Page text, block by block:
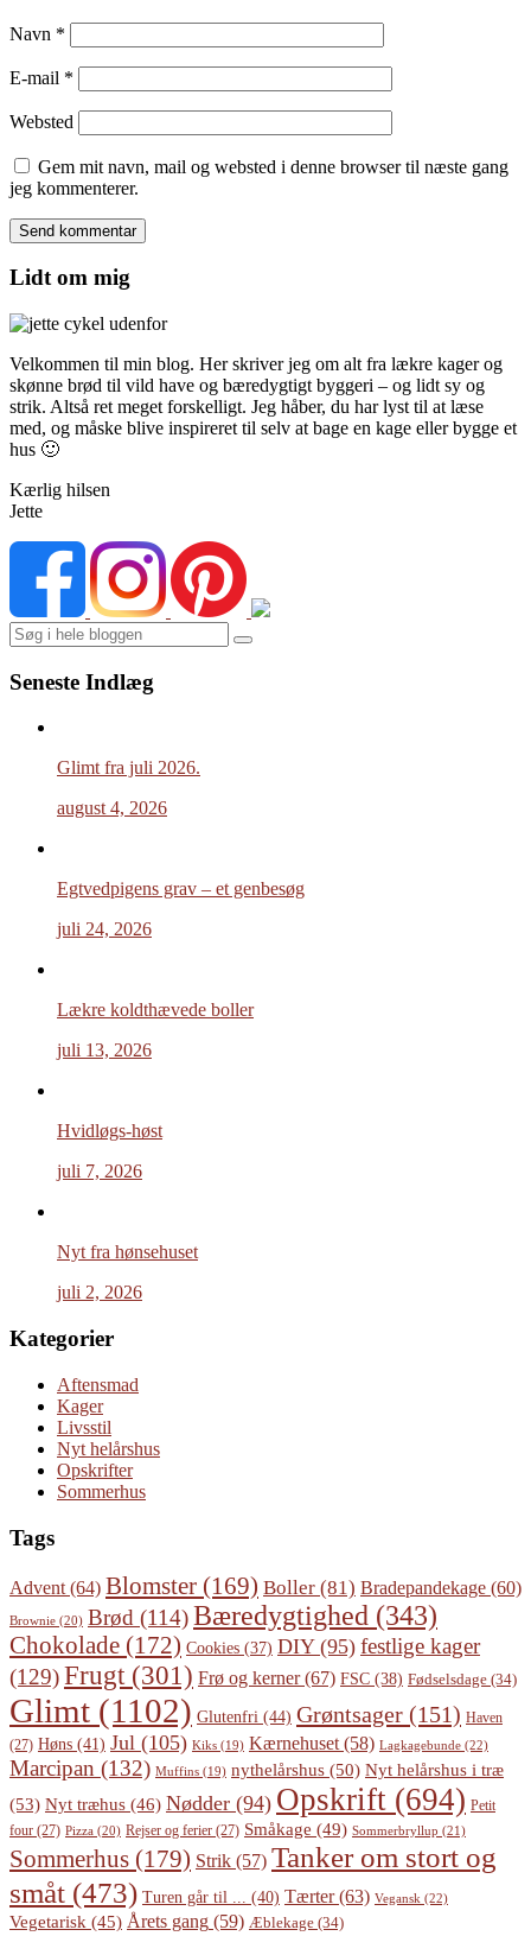
Navn *
E-mail *
Websted
Gem mit navn, mail og websted i denne browser til næste gang
jeg kommenterer.
Lidt om mig
Velkommen til min blog. Her skriver jeg om alt fra lækre kager og
skønne brød til vild have og bæredygtigt byggeri – og lidt sy og
strik. Altså ret meget forskelligt. Jeg håber, du har lyst til at læse
med, og måske blive inspireret til selv at bage en kage eller bygge et
hus 🙂
Kærlig hilsen
Jette
Search
Seneste Indlæg
Glimt fra juli 2026.
august 4, 2026
Egtvedpigens grav – et genbesøg
juli 24, 2026
Lækre koldthævede boller
juli 13, 2026
Hvidløgs-høst
juli 7, 2026
Nyt fra hønsehuset
juli 2, 2026
Kategorier
Aftensmad
Kager
Livsstil
Nyt helårshus
Opskrifter
Sommerhus
Tags
Advent (64) Blomster (169) Boller (81) Bradepandekage (60)
Brownie (20) Brød (114)Bæredygtighed (343)
Chokolade (172) Cookies (37) DIY(95) festlige kager
(129)Frugt(301) Frø og kerner(67) FSC (38) Fødselsdage (34)
Glimt (1102) Glutenfri (44) Grøntsager (151) Haven
(27) Høns (41) Jul (105) Kiks (19) Kærnehuset (58) Lagkagebunde (22)
Marcipan (132) Muffins (19) nythelårshus (50) Nyt helårshus i træ
(53) Nyt træhus (46) Nødder (94) Opskrift (694) Petit
four (27) Pizza (20) Rejser og ferier (27) Småkage (49) Sommerbryllup (21)
Sommerhus (179) Strik (57) Tanker om stort og
småt (473) Turen går til ... (40) Tærter(63) Vegansk (22)
Vegetarisk (45) Årets gang (59) Æblekage (34)